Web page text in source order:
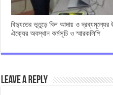
বিদ্যুতের ভূতুড়ে বিল আদায় ও দ্রব্যমূল্যের
ঐক্যের অবস্থান কর্মসূচি ও স্মারকলিপি
Leave a Reply